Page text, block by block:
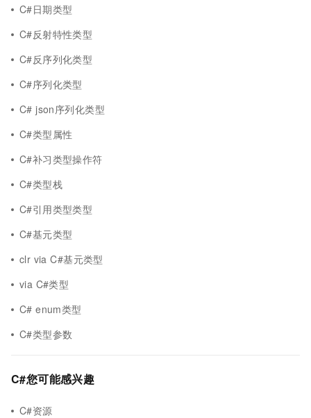
C#日期类型
C#反射特性类型
C#反序列化类型
C#序列化类型
C# json序列化类型
C#类型属性
C#补习类型操作符
C#类型栈
C#引用类型类型
C#基元类型
clr via C#基元类型
via C#类型
C# enum类型
C#类型参数
C#您可能感兴趣
C#资源